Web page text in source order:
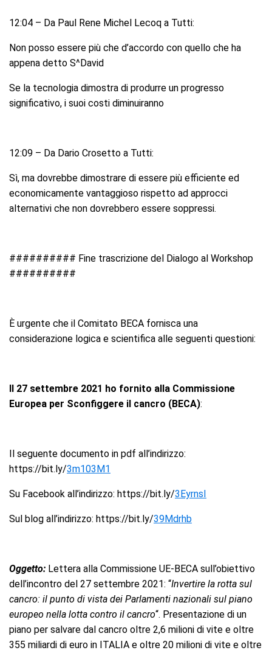
12:04 – Da Paul Rene Michel Lecoq a Tutti:
Non posso essere più che d’accordo con quello che ha
appena detto S^David
Se la tecnologia dimostra di produrre un progresso
significativo, i suoi costi diminuiranno
12:09 – Da Dario Crosetto a Tutti:
Sì, ma dovrebbe dimostrare di essere più efficiente ed
economicamente vantaggioso rispetto ad approcci
alternativi che non dovrebbero essere soppressi.
########## Fine trascrizione del Dialogo al Workshop
##########
È urgente che il Comitato BECA fornisca una
considerazione logica e scientifica alle seguenti questioni:
Il 27 settembre 2021 ho fornito alla Commissione
Europea per Sconfiggere il cancro (BECA):
Il seguente documento in pdf all’indirizzo:
https://bit.ly/3m103M1
Su Facebook all’indirizzo: https://bit.ly/3EyrnsI
Sul blog all’indirizzo: https://bit.ly/39Mdrhb
Oggetto: Lettera alla Commissione UE-BECA sull’obiettivo
dell’incontro del 27 settembre 2021: “Invertire la rotta sul
cancro: il punto di vista dei Parlamenti nazionali sul piano
europeo nella lotta contro il cancro“. Presentazione di un
piano per salvare dal cancro oltre 2,6 milioni di vite e oltre
355 miliardi di euro in ITALIA e oltre 20 milioni di vite e oltre